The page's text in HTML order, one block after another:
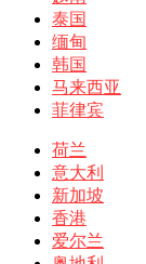
泰国
缅甸
韩国
马来西亚
菲律宾
荷兰
意大利
新加坡
香港
爱尔兰